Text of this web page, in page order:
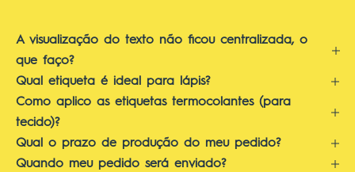
A visualização do texto não ficou centralizada, o
que faço?
Qual etiqueta é ideal para lápis?
Como aplico as etiquetas termocolantes (para
tecido)?
Qual o prazo de produção do meu pedido?
Quando meu pedido será enviado?